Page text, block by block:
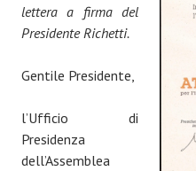
lettera a firma del
Presidente Richetti.
Gentile Presidente,
l’Ufficio di
Presidenza
dell’Assemblea